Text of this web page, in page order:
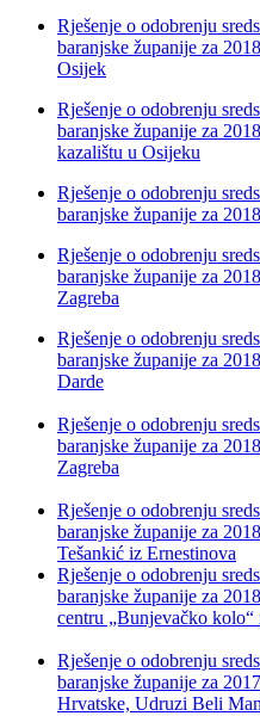
Rješenje o odobrenju
baranjske županije za
Osijek
Rješenje o odobrenju
baranjske županije za
kazalištu u Osijeku
Rješenje o odobrenju
baranjske županije za
Rješenje o odobrenju
baranjske županije za
Zagreba
Rješenje o odobrenju
baranjske županije za
Darde
Rješenje o odobrenju
baranjske županije za
Zagreba
Rješenje o odobrenju
baranjske županije za
Tešankić iz Ernestinova
Rješenje o odobrenju
baranjske županije za
centru „Bunjevačko kolo“
Rješenje o odobrenju
baranjske županije za
Hrvatske, Udruzi Beli